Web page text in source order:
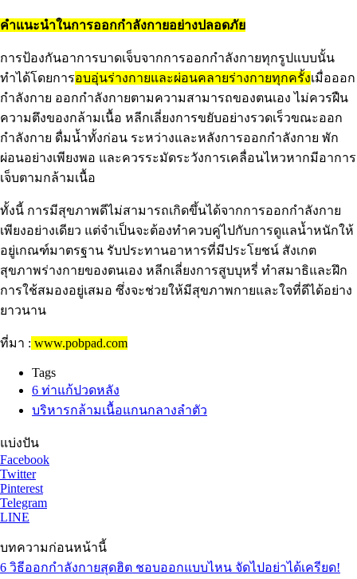
คำแนะนำในการออกกำลังกายอย่างปลอดภัย
การป้องกันอาการบาดเจ็บจากการออกกำลังกายทุกรูปแบบนั้น
ทำได้โดยการอบอุ่นร่างกายและผ่อนคลายร่างกายทุกครั้งเมื่อออก
กำลังกาย ออกกำลังกายตามความสามารถของตนเอง ไม่ควรฝืน
ความตึงของกล้ามเนื้อ หลีกเลี่ยงการขยับอย่างรวดเร็วขณะออก
กำลังกาย ดื่มน้ำทั้งก่อน ระหว่างและหลังการออกกำลังกาย พัก
ผ่อนอย่างเพียงพอ และควรระมัดระวังการเคลื่อนไหวหากมีอาการ
เจ็บตามกล้ามเนื้อ
ทั้งนี้ การมีสุขภาพดีไม่สามารถเกิดขึ้นได้จากการออกกำลังกาย
เพียงอย่างเดียว แต่จำเป็นจะต้องทำควบคู่ไปกับการดูแลน้ำหนักให้
อยู่เกณฑ์มาตรฐาน รับประทานอาหารที่มีประโยชน์ สังเกต
สุขภาพร่างกายของตนเอง หลีกเลี่ยงการสูบบุหรี่ ทำสมาธิและฝึก
การใช้สมองอยู่เสมอ ซึ่งจะช่วยให้มีสุขภาพกายและใจที่ดีได้อย่าง
ยาวนาน
ที่มา : www.pobpad.com
Tags
6 ท่าแก้ปวดหลัง
บริหารกล้ามเนื้อแกนกลางลำตัว
แบ่งปัน
Facebook
Twitter
Pinterest
Telegram
LINE
บทความก่อนหน้านี้
6 วิธีออกกำลังกายสุดฮิต ชอบออกแบบไหน จัดไปอย่าได้เครียด!